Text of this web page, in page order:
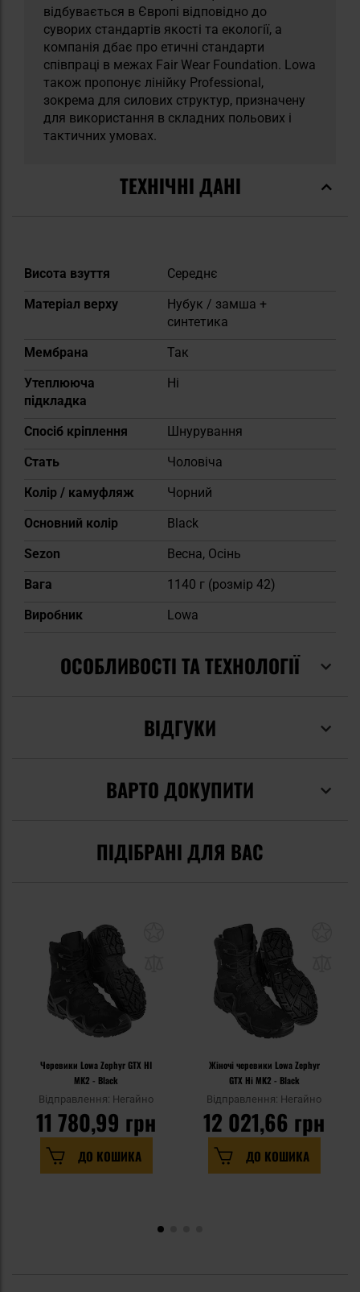
відбувається в Європі відповідно до
суворих стандартів якості та екології, а
компанія дбає про етичні стандарти
співпраці в межах Fair Wear Foundation. Lowa
також пропонує лінійку Professional,
зокрема для силових структур, призначену
для використання в складних польових і
тактичних умовах.
ТЕХНІЧНІ ДАНІ
Докладніше
Висота взуття
Середнє
Матеріал верху
Нубук / замша +
синтетика
Мембрана
Так
Утеплююча
підкладка
Ні
Спосіб кріплення
Шнурування
Cтать
Чоловіча
Колір / камуфляж
Чорний
Основний колір
Black
Sezon
Весна, Осінь
Вага
1140 г (розмір 42)
Виробник
Lowa
ОСОБЛИВОСТІ ТА ТЕХНОЛОГІЇ
ВІДГУКИ
ВАРТО ДОКУПИТИ
ПІДІБРАНІ ДЛЯ ВАС
Черевики Lowa Zephyr GTX HI
MK2 - Black
Відправлення: Негайно
11 780,99 грн
ДО КОШИКА
Жіночі черевики Lowa Zephyr
GTX Hi MK2 - Black
Відправлення: Негайно
12 021,66 грн
ДО КОШИКА